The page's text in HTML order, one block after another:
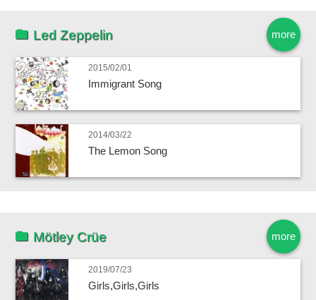
more
Led Zeppelin
2015/02/01
Immigrant Song
2014/03/22
The Lemon Song
more
Mötley Crüe
2019/07/23
Girls,Girls,Girls